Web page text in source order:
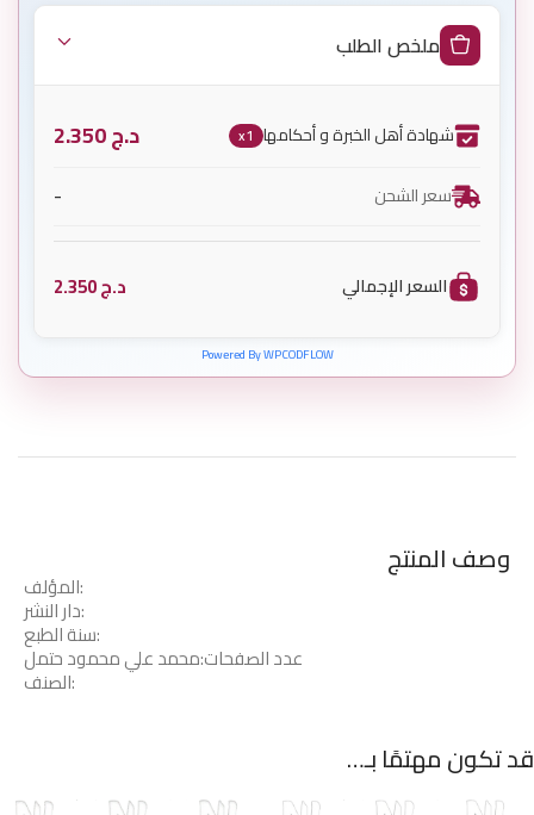
ملخص الطلب
شهادة أهل الخبرة و أحكامها x1 د.ج
سعر الشحن -
السعر الإجمالي د.ج
Powered By WPCODFLOW
وصف المنتج
المؤلف:
دار النشر:
سنة الطبع:
عدد الصفحات:محمد علي محمود حتمل
الصنف:
قد تكون مهتمًا بـ…